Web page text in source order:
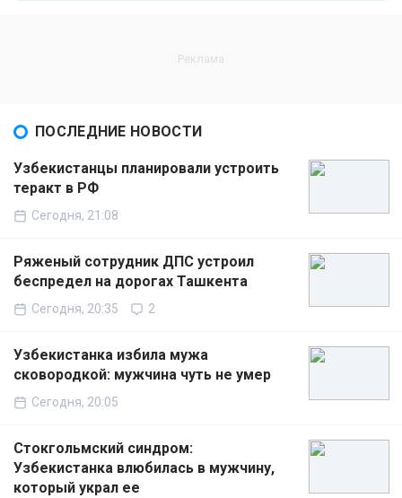
ПОСЛЕДНИЕ НОВОСТИ
Узбекистанцы планировали устроить
теракт в РФ
Сегодня, 21:08
Ряженый сотрудник ДПС устроил
беспредел на дорогах Ташкента
Сегодня, 20:35 2
Узбекистанка избила мужа
сковородкой: мужчина чуть не умер
Сегодня, 20:05
Стокгольмский синдром:
Узбекистанка влюбилась в мужчину,
который украл ее